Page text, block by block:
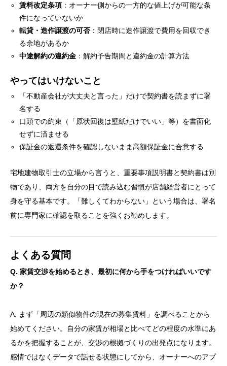
賃料改定条項 ：オーナー側からの一方的な値上げが可能な条
件になっていないか
転貸・造作譲渡の可否：閉店時に造作譲渡で費用を回収でき
る余地があるか
中途解約の違約金 ：解約予告期間と違約金の計算方法
やってはいけないこと
「不動産会社が大丈夫と言った」だけで契約書を読まずに署
名する
口頭での約束（「原状回復は壁紙だけでいい」等）を書面化
せずに済ませる
保証金の返還条件を確認しないまま高額保証金に合意する
宅地建物取引士の立場から言うと、重要事項説明書と契約書は別
物であり、両方を自分の目で読み込む習慣が店舗経営者にとって
身を守る基本です。「難しくてわからない」という場合は、署名
前に専門家に確認を取ることを強くお勧めします。
よくある質問
Q. 家賃交渉を始めるとき、最初に何から手をつければいいです
か？
A. まず「周辺の類似物件の現在の募集賃料」を調べることから
始めてください。自分の家賃が相場と比べてどの程度の水準にあ
るかを把握することが、交渉の根拠づくりの出発点になります。
感情ではなくデータで話せる状態にしてから、オーナーへのアプ